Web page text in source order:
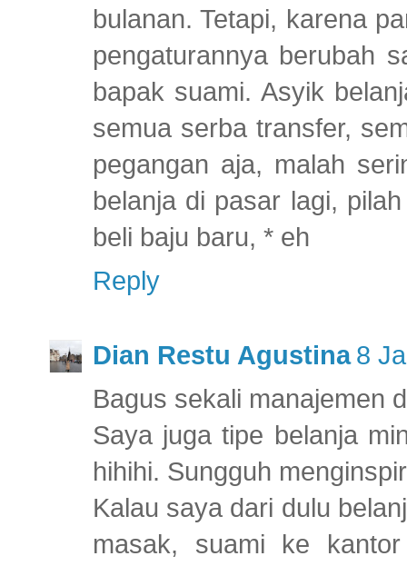
bulanan. Tetapi, karena
pengaturannya berubah
bapak suami. Asyik
semua serba transfer,
pegangan aja, malah
belanja di pasar lagi,
beli baju baru, * eh
Reply
Dian Restu Agustina 8
Bagus sekali manajemen
Saya juga tipe belanja
hihihi. Sungguh
Kalau saya dari dulu
masak, suami ke